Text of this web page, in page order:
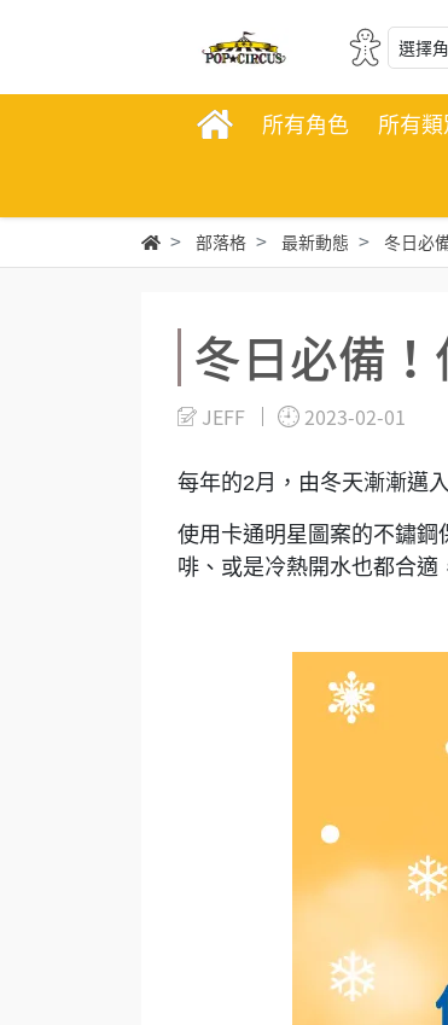
選擇
所有角色 所有
部落格 最新動態 冬日必
冬日必備
JEFF 2023-02-01
每年的2月，由冬天漸漸邁
使用卡通明星圖案的不鏽鋼
啡、或是冷熱開水也都合